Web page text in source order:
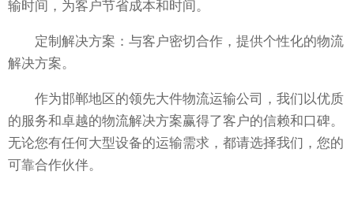
输时间，为客户节省成本和时间。
定制解决方案：与客户密切合作，提供个性化的物流
解决方案。
作为邯郸地区的领先大件物流运输公司，我们以优质
的服务和卓越的物流解决方案赢得了客户的信赖和口碑。
无论您有任何大型设备的运输需求，都请选择我们，您的
可靠合作伙伴。